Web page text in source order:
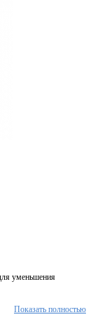
уменьшения
распределения
Показать полностью